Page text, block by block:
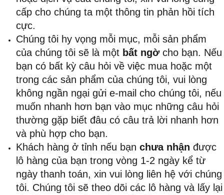
cấp cho chúng ta một thông tin phản hồi tích
cực.
Chúng tôi hy vọng mỗi mục, mỗi sản phẩm
của chúng tôi sẽ là một bất ngờcho bạn. Nếu
bạn có bất kỳ câu hỏi về việc mua hoặc một
trong các sản phẩm của chúng tôi, vui lòng
không ngần ngại gửi e-mail cho chúng tôi, nếu
muốn nhanh hơn bạn vào mục những câu hỏi
thường gặp biết đâu có câu trả lời nhanh hơn
và phù hợp cho bạn.
Khách hàng ở tỉnh nếu bạn chưa nhận được
lô hàng của bạn trong vòng 1-2 ngày kể từ
ngày thanh toán, xin vui lòng liên hệ với chúng
tôi. Chúng tôi sẽ theo dõi các lô hàng và lấy lại